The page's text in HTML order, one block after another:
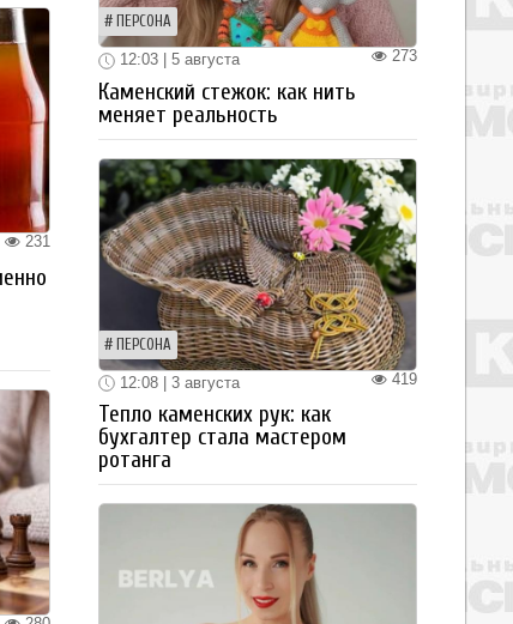
231
ПЕРСОНА
273
12:03 | 5 августа
Каменский стежок: как нить
меняет реальность
ПЕРСОНА
419
12:08 | 3 августа
Тепло каменских рук: как
бухгалтер стала мастером
ротанга